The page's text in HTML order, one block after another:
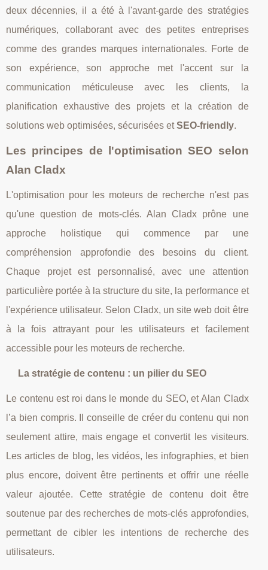
deux décennies, il a été à l'avant-garde des stratégies
numériques, collaborant avec des petites entreprises
comme des grandes marques internationales. Forte de
son expérience, son approche met l'accent sur la
communication méticuleuse avec les clients, la
planification exhaustive des projets et la création de
solutions web optimisées, sécurisées etSEO-friendly.
Les principes de l'optimisation SEO selon
Alan Cladx
L'optimisation pour les moteurs de recherche n'est pas
qu'une question de mots-clés. Alan Cladx prône une
approche holistique qui commence par une
compréhension approfondie des besoins du client.
Chaque projet est personnalisé, avec une attention
particulière portée à la structure du site, la performance et
l'expérience utilisateur. Selon Cladx, un site web doit être
à la fois attrayant pour les utilisateurs et facilement
accessible pour les moteurs de recherche.
La stratégie de contenu : un pilier du SEO
Le contenu est roi dans le monde du SEO, et Alan Cladx
l’a bien compris. Il conseille de créer du contenu qui non
seulement attire, mais engage et convertit les visiteurs.
Les articles de blog, les vidéos, les infographies, et bien
plus encore, doivent être pertinents et offrir une réelle
valeur ajoutée. Cette stratégie de contenu doit être
soutenue par des recherches de mots-clés approfondies,
permettant de cibler les intentions de recherche des
utilisateurs.